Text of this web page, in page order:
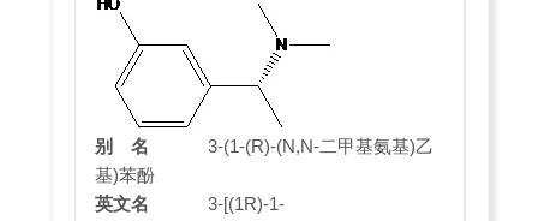
别 名 3-(1-(R)-(N,N-二甲基氨基)乙
基)苯酚
英文名 3-[(1R)-1-